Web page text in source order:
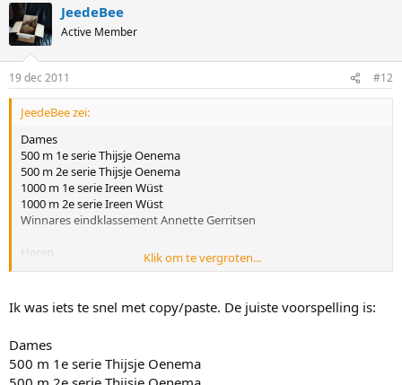
JeedeBee
Active Member
19 dec 2011 #12
JeedeBee zei:
Dames
500 m 1e serie Thijsje Oenema
500 m 2e serie Thijsje Oenema
1000 m 1e serie Ireen Wüst
1000 m 2e serie Ireen Wüst
Winnares eindklassement Annette Gerritsen
Heren
500 m 1e serie Michel Mulder
1000 m 1e serie Stefan Groothuis
1000 m 2e serie Stefan Groothuis
Klik om te vergroten...
Ik was iets te snel met copy/paste. De juiste voorspelling is:
Dames
500 m 1e serie Thijsje Oenema